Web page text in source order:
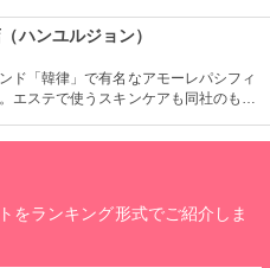
ころです。
ハンユルジョン）
ド「韓律」で有名なアモーレパシフィ
エステで使うスキンケアも同社のもの
をランキング形式でご紹介しま